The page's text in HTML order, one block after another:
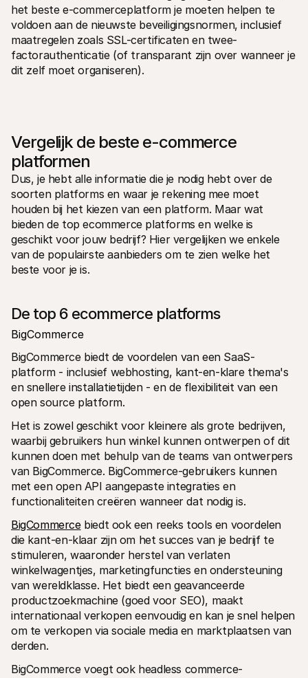
het beste e-commerceplatform je moeten helpen te
voldoen aan de nieuwste beveiligingsnormen, inclusief
maatregelen zoals SSL-certificaten en twee-
factorauthenticatie (of transparant zijn over wanneer je
dit zelf moet organiseren).
Vergelijk de beste e-commerce
platformen
Dus, je hebt alle informatie die je nodig hebt over de
soorten platforms en waar je rekening mee moet
houden bij het kiezen van een platform. Maar wat
bieden de top ecommerce platforms en welke is
geschikt voor jouw bedrijf? Hier vergelijken we enkele
van de populairste aanbieders om te zien welke het
beste voor je is.
De top 6 ecommerce platforms
BigCommerce
BigCommerce biedt de voordelen van een SaaS-
platform - inclusief webhosting, kant-en-klare thema's
en snellere installatietijden - en de flexibiliteit van een
open source platform.
Het is zowel geschikt voor kleinere als grote bedrijven,
waarbij gebruikers hun winkel kunnen ontwerpen of dit
kunnen doen met behulp van de teams van ontwerpers
van BigCommerce. BigCommerce-gebruikers kunnen
met een open API aangepaste integraties en
functionaliteiten creëren wanneer dat nodig is.
BigCommerce biedt ook een reeks tools en voordelen
die kant-en-klaar zijn om het succes van je bedrijf te
stimuleren, waaronder herstel van verlaten
winkelwagentjes, marketingfuncties en ondersteuning
van wereldklasse. Het biedt een geavanceerde
productzoekmachine (goed voor SEO), maakt
internationaal verkopen eenvoudig en kan je snel helpen
om te verkopen via sociale media en marktplaatsen van
derden.
BigCommerce voegt ook headless commerce-